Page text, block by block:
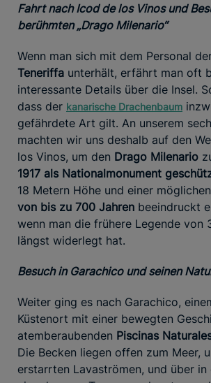
Fahrt nach Icod de los Vinos und
berühmten „Drago Milenario“
Wenn man sich mit dem Personal
Teneriffa unterhält, erfährt man oft
interessante Details über die Insel.
dass der kanarische Drachenbaum
gefährdete Art gilt. An unserem
machten wir uns deshalb auf den
los Vinos, um den Drago Milenario
1917 als Nationalmonument
18 Metern Höhe und einer möglichen
von bis zu 700 Jahren beeindruckt
wenn man die frühere Legende von
längst widerlegt hat.
Besuch in Garachico und seinen
Weiter ging es nach Garachico,
Küstenort mit einer bewegten
atemberaubenden Piscinas
Die Becken liegen offen zum Meer,
erstarrten Lavaströmen, und über in